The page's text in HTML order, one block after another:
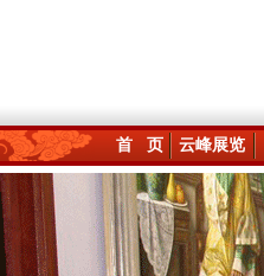
首 页 云峰展览